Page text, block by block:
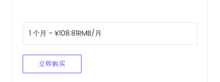
立即购买